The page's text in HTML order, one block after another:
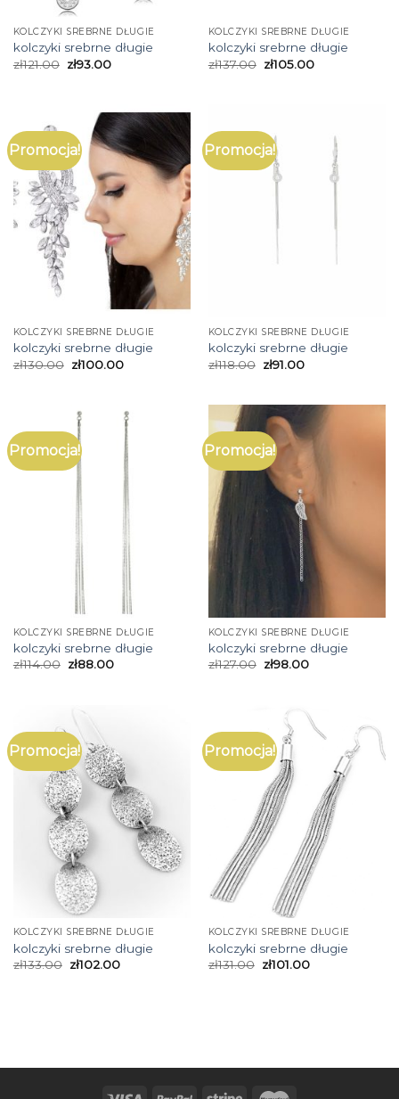
KOLCZYKI SREBRNE DŁUGIE
kolczyki srebrne długie
zł121.00 zł93.00
KOLCZYKI SREBRNE DŁUGIE
kolczyki srebrne długie
zł137.00 zł105.00
Promocja!
KOLCZYKI SREBRNE DŁUGIE
kolczyki srebrne długie
zł130.00 zł100.00
Promocja!
KOLCZYKI SREBRNE DŁUGIE
kolczyki srebrne długie
zł118.00 zł91.00
Promocja!
KOLCZYKI SREBRNE DŁUGIE
kolczyki srebrne długie
zł114.00 zł88.00
Promocja!
KOLCZYKI SREBRNE DŁUGIE
kolczyki srebrne długie
zł127.00 zł98.00
Promocja!
KOLCZYKI SREBRNE DŁUGIE
kolczyki srebrne długie
zł133.00 zł102.00
Promocja!
KOLCZYKI SREBRNE DŁUGIE
kolczyki srebrne długie
zł131.00 zł101.00